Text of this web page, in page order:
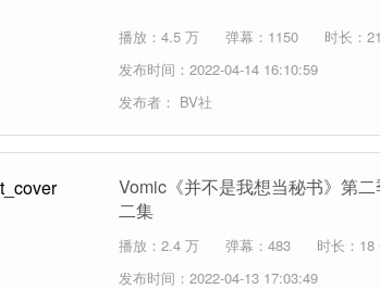
播放：4.5 万 弹幕：1150
时长：
发布时间：2022-04-14 16:10:59
发布者： BV社
Vomic《并不是我想当秘书》第二
二集
播放：2.4 万 弹幕：483
时长：
发布时间：2022-04-13 17:03:49